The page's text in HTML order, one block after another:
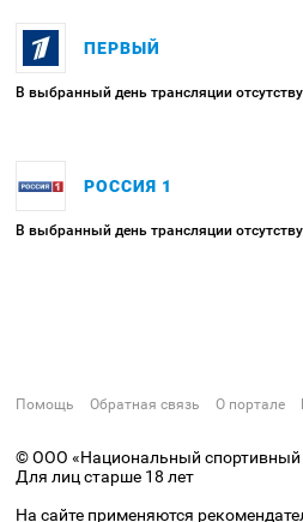
ПЕРВЫЙ
В выбранный день трансляции
РОССИЯ 1
В выбранный день трансляции
Помощь Обратная связь О портале
© ООО «Национальный спортивный
Для лиц старше 18 лет
На сайте применяются